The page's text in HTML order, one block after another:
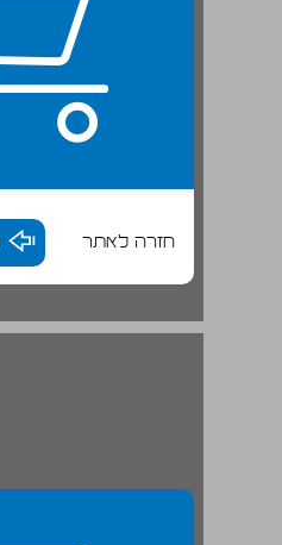
חזרה לאתר